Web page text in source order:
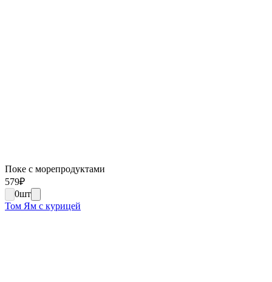
Поке с морепродуктами
579₽
0шт
Том Ям с курицей